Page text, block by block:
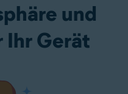
und
Ihr Gerät